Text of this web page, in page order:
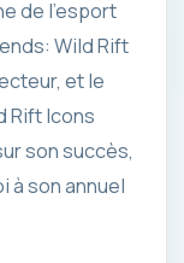
de l’esport
Wild Rift
et le
Rift Icons
son succès,
à son annuel